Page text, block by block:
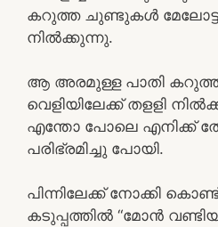
കറുത്ത ചുണ്ടുകൾ
നിൽക്കുന്നു.
ആ അരമുള്ള പാതി
വെളിയിലേക്ക് തളളി
എന്തോ പോലെ എനിക്ക്
പരിഭ്രമിച്ചു പോയി.
പിന്നിലേക്ക് നോക്കി
കടുപ്പത്തിൽ “മോൻ